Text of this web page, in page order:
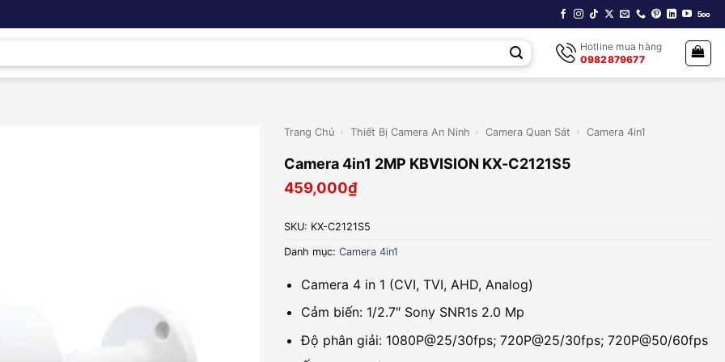
Hotline mua hàng
0982879677
Trang Chủ › Thiết Bị Camera An Ninh › Camera Quan Sát › Camera 4in1
Camera 4in1 2MP KBVISION KX-C2121S5
459,000₫
SKU: KX-C2121S5
Danh mục: Camera 4in1
Camera 4 in 1 (CVI, TVI, AHD, Analog)
Cảm biến: 1/2.7″ Sony SNR1s 2.0 Mp
Độ phân giải: 1080P@25/30fps; 720P@25/30fps; 720P@50/60fps